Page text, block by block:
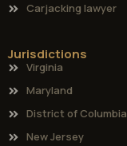
Carjacking lawyer
Jurisdictions
Virginia
Maryland
District of Columbia
New Jersey